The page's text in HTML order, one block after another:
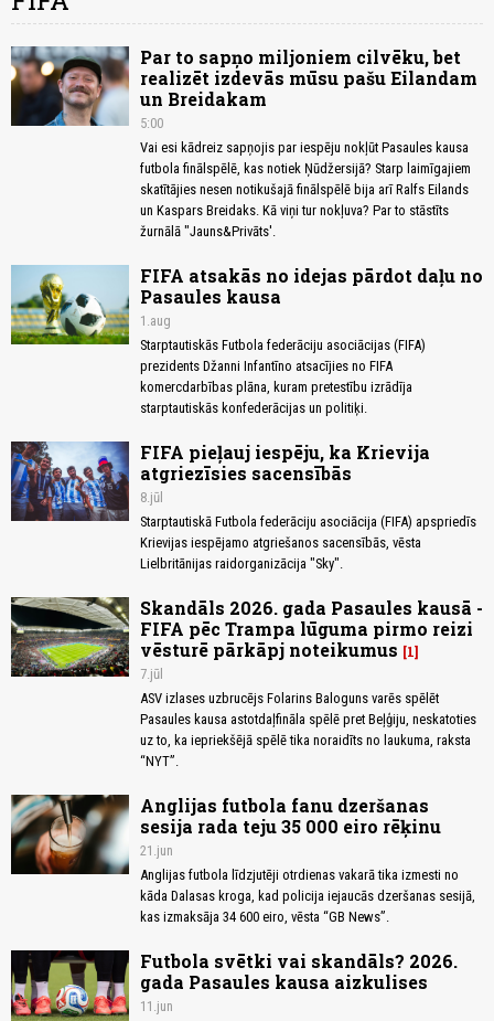
Par to sapņo miljoniem cilvēku, bet
realizēt izdevās mūsu pašu Eilandam
un Breidakam
5:00
Vai esi kādreiz sapņojis par iespēju nokļūt Pasaules kausa
futbola finālspēlē, kas notiek Ņūdžersijā? Starp laimīgajiem
skatītājies nesen notikušajā finālspēlē bija arī Ralfs Eilands
un Kaspars Breidaks. Kā viņi tur nokļuva? Par to stāstīts
žurnālā "Jauns&Privāts'.
FIFA atsakās no idejas pārdot daļu no
Pasaules kausa
1.aug
Starptautiskās Futbola federāciju asociācijas (FIFA)
prezidents Džanni Infantīno atsacījies no FIFA
komercdarbības plāna, kuram pretestību izrādīja
starptautiskās konfederācijas un politiķi.
FIFA pieļauj iespēju, ka Krievija
atgriezīsies sacensībās
8.jūl
Starptautiskā Futbola federāciju asociācija (FIFA) apspriedīs
Krievijas iespējamo atgriešanos sacensībās, vēsta
Lielbritānijas raidorganizācija "Sky".
Skandāls 2026. gada Pasaules kausā -
FIFA pēc Trampa lūguma pirmo reizi
vēsturē pārkāpj noteikumus
1
7.jūl
ASV izlases uzbrucējs Folarins Baloguns varēs spēlēt
Pasaules kausa astotdaļfināla spēlē pret Beļģiju, neskatoties
uz to, ka iepriekšējā spēlē tika noraidīts no laukuma, raksta
“NYT”.
Anglijas futbola fanu dzeršanas
sesija rada teju 35 000 eiro rēķinu
21.jun
Anglijas futbola līdzjutēji otrdienas vakarā tika izmesti no
kāda Dalasas kroga, kad policija iejaucās dzeršanas sesijā,
kas izmaksāja 34 600 eiro, vēsta “GB News”.
Futbola svētki vai skandāls? 2026.
gada Pasaules kausa aizkulises
11.jun